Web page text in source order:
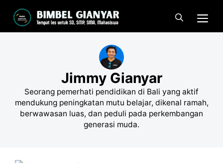
isi
Jimmy Gianyar
Seorang pemerhati pendidikan di Bali yang aktif
mendukung peningkatan mutu belajar, dikenal ramah,
berwawasan luas, dan peduli pada perkembangan
generasi muda.